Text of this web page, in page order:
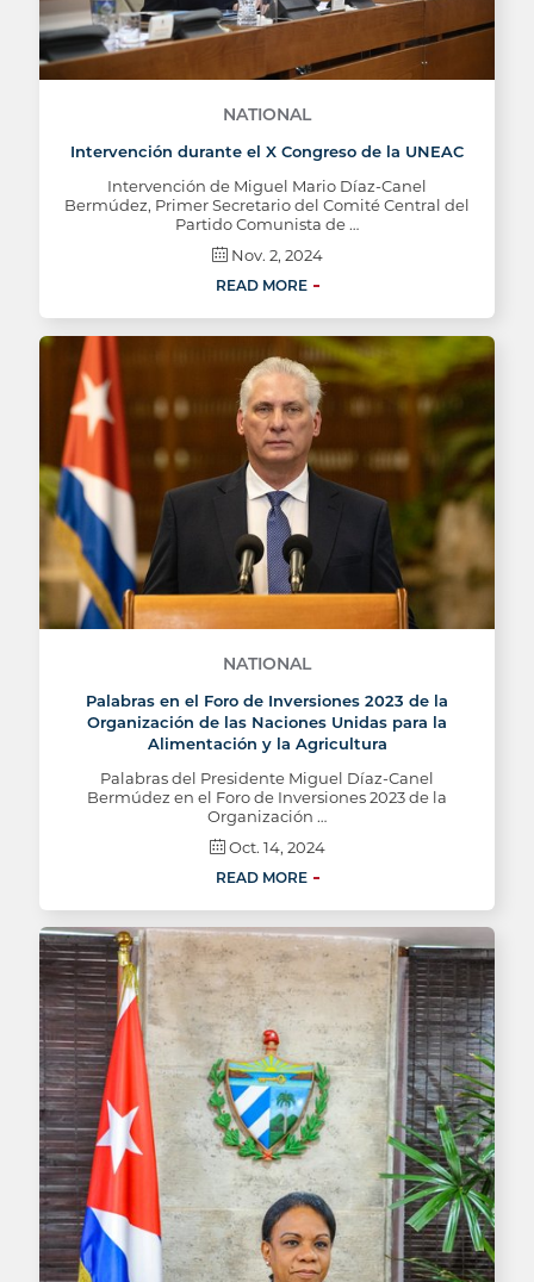
NATIONAL
Intervención durante el X Congreso de la UNEAC
Intervención de Miguel Mario Díaz-Canel
Bermúdez, Primer Secretario del Comité Central del
Partido Comunista de …
Nov. 2, 2024
READ MORE
NATIONAL
Palabras en el Foro de Inversiones 2023 de la
Organización de las Naciones Unidas para la
Alimentación y la Agricultura
Palabras del Presidente Miguel Díaz-Canel
Bermúdez en el Foro de Inversiones 2023 de la
Organización …
Oct. 14, 2024
READ MORE